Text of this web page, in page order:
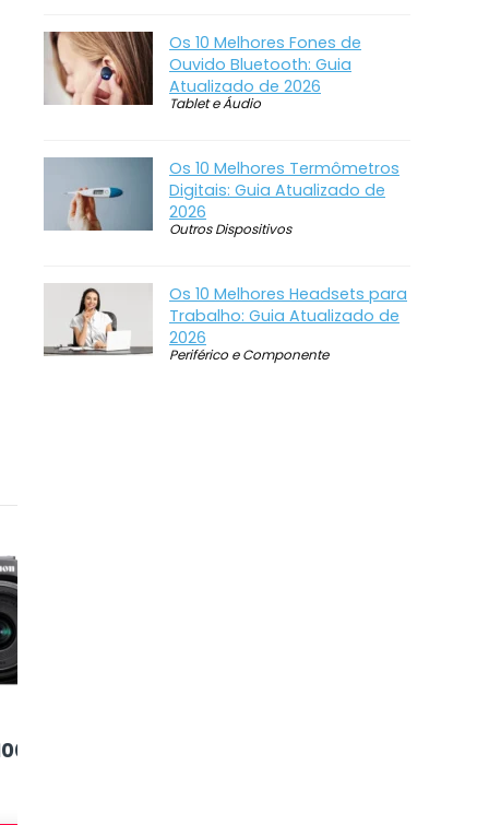
Os 10 Melhores Fones de
Ouvido Bluetooth: Guia
Atualizado de 2026
Tablet e Áudio
Os 10 Melhores Termômetros
Digitais: Guia Atualizado de
2026
Outros Dispositivos
Os 10 Melhores Headsets para
Trabalho: Guia Atualizado de
2026
Periférico e Componente